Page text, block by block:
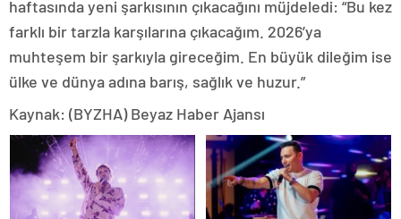
haftasında yeni şarkısının çıkacağını müjdeledi: “Bu kez
farklı bir tarzla karşılarına çıkacağım. 2026’ya
muhteşem bir şarkıyla gireceğim. En büyük dileğim ise
ülke ve dünya adına barış, sağlık ve huzur.”
Kaynak: (BYZHA) Beyaz Haber Ajansı